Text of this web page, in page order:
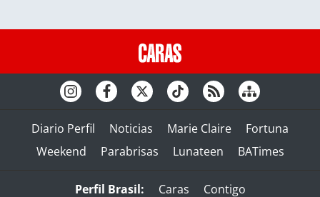
Diario Perfil Noticias Marie Claire
Fortuna
Weekend
Parabrisas Lunateen BATimes
Perfil Brasil: Caras Contigo